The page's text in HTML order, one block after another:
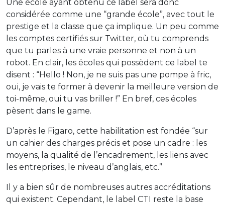
Une école ayant obtenu ce label sera donc
considérée comme une “grande école”, avec tout le
prestige et la classe que ça implique. Un peu comme
les comptes certifiés sur Twitter, où tu comprends
que tu parles à une vraie personne et non à un
robot. En clair, les écoles qui possèdent ce label te
disent : “Hello ! Non, je ne suis pas une pompe à fric,
oui, je vais te former à devenir la meilleure version de
toi-même, oui tu vas briller !” En bref, ces écoles
pèsent dans le game.
D’après le Figaro, cette habilitation est fondée “sur
un cahier des charges précis et pose un cadre : les
moyens, la qualité de l’encadrement, les liens avec
les entreprises, le niveau d’anglais, etc.”
Il y a bien sûr de nombreuses autres accréditations
qui existent. Cependant, le label CTI reste la base